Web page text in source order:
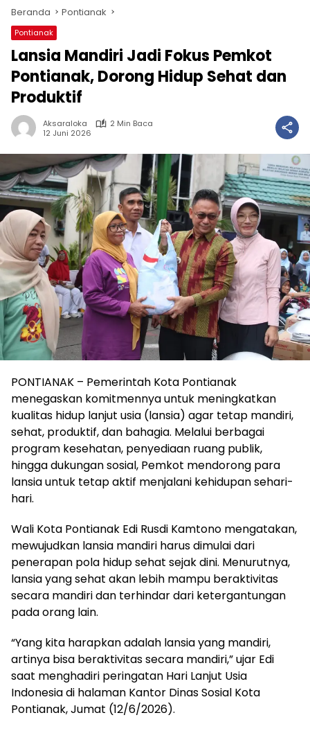
Beranda Pontianak
Pontianak
Lansia Mandiri Jadi Fokus Pemkot
Pontianak, Dorong Hidup Sehat dan
Produktif
Aksaraloka
2 Min Baca
12 Juni 2026
PONTIANAK – Pemerintah Kota Pontianak
menegaskan komitmennya untuk meningkatkan
kualitas hidup lanjut usia (lansia) agar tetap mandiri,
sehat, produktif, dan bahagia. Melalui berbagai
program kesehatan, penyediaan ruang publik,
hingga dukungan sosial, Pemkot mendorong para
lansia untuk tetap aktif menjalani kehidupan sehari-
hari.
Wali Kota Pontianak Edi Rusdi Kamtono mengatakan,
mewujudkan lansia mandiri harus dimulai dari
penerapan pola hidup sehat sejak dini. Menurutnya,
lansia yang sehat akan lebih mampu beraktivitas
secara mandiri dan terhindar dari ketergantungan
pada orang lain.
“Yang kita harapkan adalah lansia yang mandiri,
artinya bisa beraktivitas secara mandiri,” ujar Edi
saat menghadiri peringatan Hari Lanjut Usia
Indonesia di halaman Kantor Dinas Sosial Kota
Pontianak, Jumat (12/6/2026).